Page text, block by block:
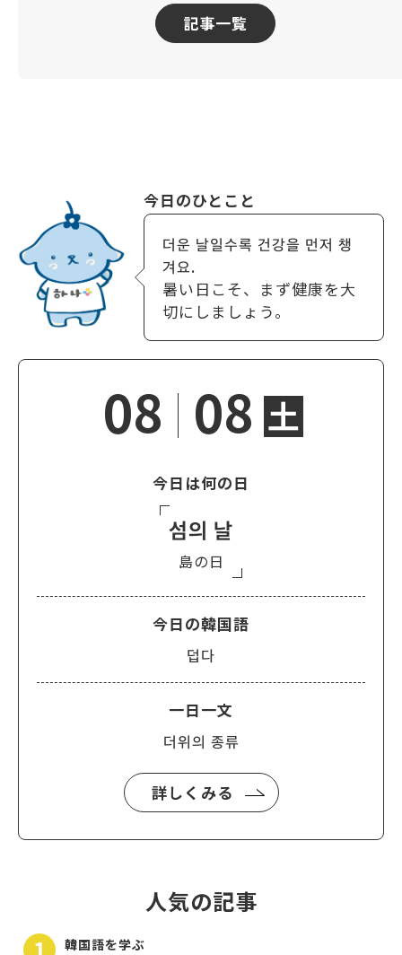
記事一覧
今日のひとこと
더운 날일수록 건강을 먼저 챙
겨요.
暑い日こそ、まず健康を大
切にしましょう。
08 08 土
今日は何の日
섬의 날
島の日
今日の韓国語
덥다
一日一文
더위의 종류
詳しくみる
人気の記事
韓国語を学ぶ